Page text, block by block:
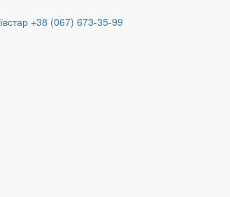
+38 (067) 673-35-99